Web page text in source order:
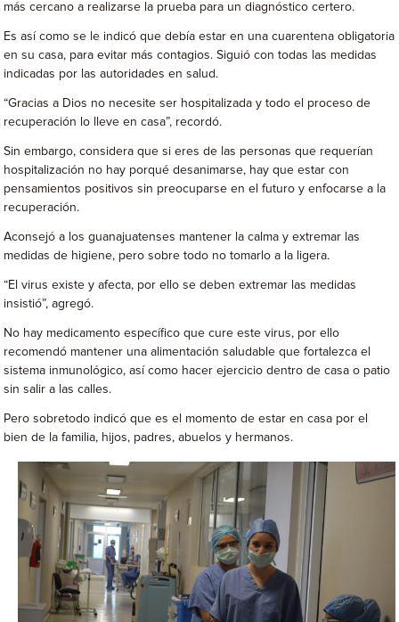
más cercano a realizarse la prueba para un diagnóstico certero.
Es así como se le indicó que debía estar en una cuarentena obligatoria
en su casa, para evitar más contagios. Siguió con todas las medidas
indicadas por las autoridades en salud.
“Gracias a Dios no necesite ser hospitalizada y todo el proceso de
recuperación lo lleve en casa”, recordó.
Sin embargo, considera que si eres de las personas que requerían
hospitalización no hay porqué desanimarse, hay que estar con
pensamientos positivos sin preocuparse en el futuro y enfocarse a la
recuperación.
Aconsejó a los guanajuatenses mantener la calma y extremar las
medidas de higiene, pero sobre todo no tomarlo a la ligera.
“El virus existe y afecta, por ello se deben extremar las medidas
insistió”, agregó.
No hay medicamento específico que cure este virus, por ello
recomendó mantener una alimentación saludable que fortalezca el
sistema inmunológico, así como hacer ejercicio dentro de casa o patio
sin salir a las calles.
Pero sobretodo indicó que es el momento de estar en casa por el
bien de la familia, hijos, padres, abuelos y hermanos.